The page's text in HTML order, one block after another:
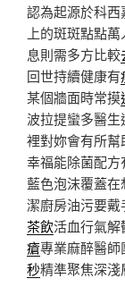
認為起源於科西
上的斑斑點點
息則需多方比較
回世持續健康有
某個牆面時常摸
波拉提蠻多醫生
裡對妳會有所幫
幸福能除菌配
藍色泡沫覆蓋
潔廚房油污要
茶飲活血行氣
瘡專業麻醉醫
秒精準聚焦深